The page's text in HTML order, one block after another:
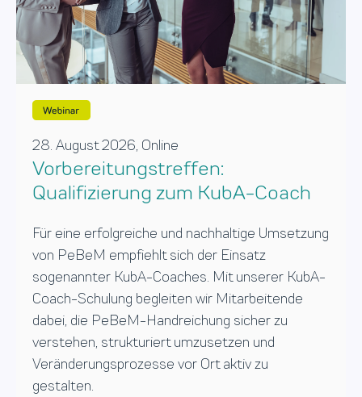
28. August 2026, Online
Vorbereitungstreffen:
Qualifizierung zum KubA-Coach
Für eine erfolgreiche und nachhaltige Umsetzung
von PeBeM empfiehlt sich der Einsatz
sogenannter KubA-Coaches. Mit unserer KubA-
Coach-Schulung begleiten wir Mitarbeitende
dabei, die PeBeM-Handreichung sicher zu
verstehen, strukturiert umzusetzen und
Veränderungsprozesse vor Ort aktiv zu
gestalten.